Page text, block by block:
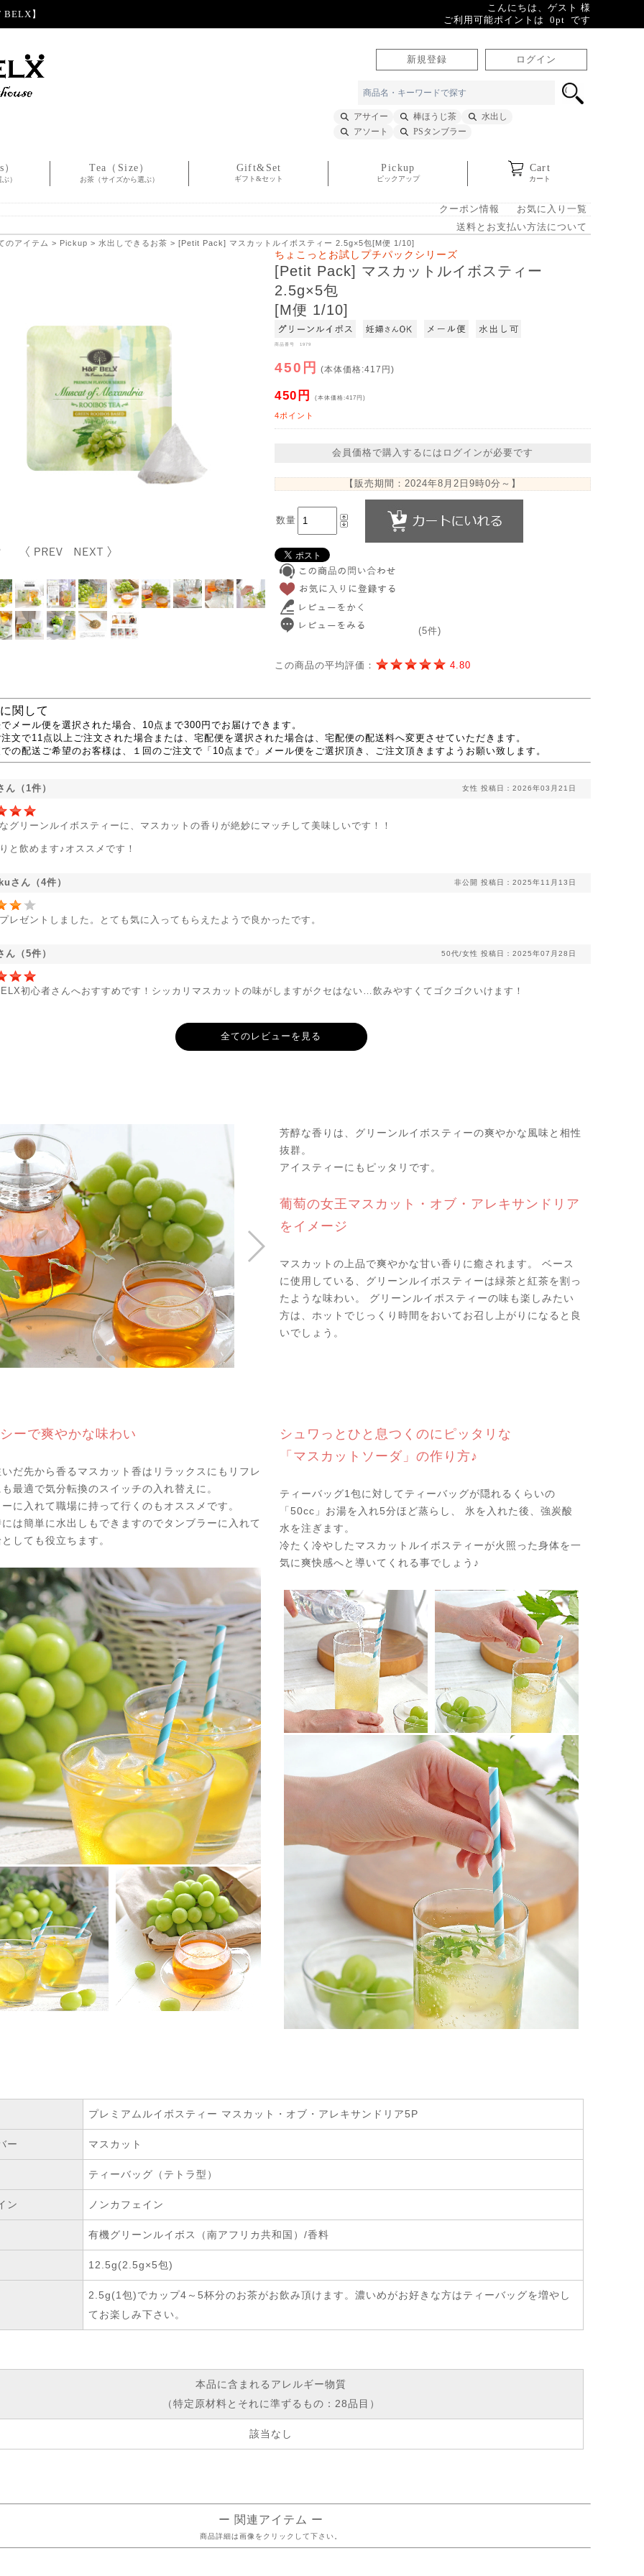
】
こんにちは、ゲスト 様
ご利用可能ポイントは 0pt です
新規登録 ログイン
アサイー 棒ほうじ茶
水出し
アソート
PSタンブラー
）
Tea（Size）
お茶（サイズから選ぶ）
Gift&Set
ギフト&セット
Pickup
ピックアップ
Cart
カート
クーポン情報
お気に入り一覧
送料とお支払い方法について
のアイテム > Pickup > 水出しできるお茶 > [Petit Pack] マスカットルイボスティー 2.5g×5包[M便 1/10]
ちょこっとお試しプチパックシリーズ
[Petit Pack] マスカットルイボスティー
2.5g×5包
[M便 1/10]
商品番号 1979
450円 (本体価格:417円)
450円 (本体価格:417円)
4ポイント
会員価格で購入するにはログインが必要です
【販売期間： 2024年8月2日9時0分 ～】
数量
(5件)
この商品の平均評価： 4.80
関して
メール便を選択された場合、10点まで300円でお届けできます。
文で11点以上ご注文された場合または、宅配便を選択された場合は、宅配便の配送料へ変更させていただきます。
の配送ご希望のお客様は、１回のご注文で「10点まで」メール便をご選択頂き、ご注文頂きますようお願い致します。
ん（1件） 女性 投稿日：2026年03月21日
グリーンルイボスティーに、マスカットの香りが絶妙にマッチして美味しいです！！
と飲めます♪オススメです！
さん（4件） 非公開 投稿日：2025年11月13日
レゼントしました。とても気に入ってもらえたようで良かったです。
ん（5件） 50代/女性 投稿日：2025年07月28日
初心者さんへおすすめです！シッカリマスカットの味がしますがクセはない…飲みやすくてゴクゴクいけます！
全てのレビューを見る
芳醇な香りは、グリーンルイボスティーの爽やかな風味と相性
抜群。
アイスティーにもピッタリです。
葡萄の女王マスカット・オブ・アレキサンドリア
をイメージ
マスカットの上品で爽やかな甘い香りに癒されます。 ベース
に使用している、グリーンルイボスティーは緑茶と紅茶を割っ
たような味わい。 グリーンルイボスティーの味も楽しみたい
方は、ホットでじっくり時間をおいてお召し上がりになると良
いでしょう。
ーで爽やかな味わい
だ先から香るマスカット香はリラックスにもリフレ
最適で気分転換のスイッチの入れ替えに。
に入れて職場に持って行くのもオススメです。
は簡単に水出しもできますのでタンブラーに入れて
しても役立ちます。
シュワっとひと息つくのにピッタリな
「マスカットソーダ」の作り方♪
ティーバッグ1包に対してティーバッグが隠れるくらいの
「50cc」お湯を入れ5分ほど蒸らし、 氷を入れた後、強炭酸
水を注ぎます。
冷たく冷やしたマスカットルイボスティーが火照った身体を一
気に爽快感へと導いてくれる事でしょう♪
プレミアムルイボスティー マスカット・オブ・アレキサンドリア5P
ー マスカット
ティーバッグ（テトラ型）
ン ノンカフェイン
有機グリーンルイボス（南アフリカ共和国）/香料
12.5g(2.5g×5包)
2.5g(1包)でカップ4～5杯分のお茶がお飲み頂けます。濃いめがお好きな方はティーバッグを増やし
てお楽しみ下さい。
本品に含まれるアレルギー物質
（特定原材料とそれに準ずるもの：28品目）
該当なし
ー 関連アイテム ー
商品詳細は画像をクリックして下さい。